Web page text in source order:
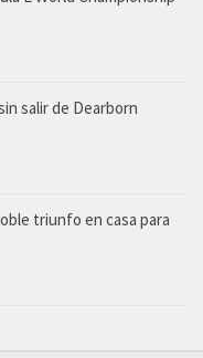
salir de Dearborn
triunfo en casa para